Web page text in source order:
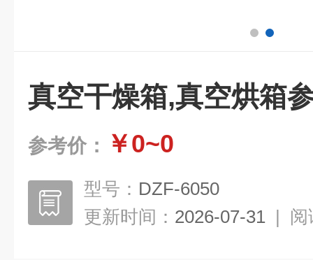
真空干燥箱,真空烘箱
参考价： ￥0~0
型号： DZF-6050
更新时间： 2026-07-31 | 阅